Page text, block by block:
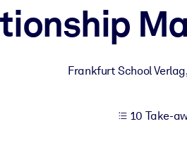
Frankfurt School Verlag
10 Take-